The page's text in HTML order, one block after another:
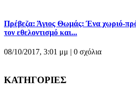
Πρέβεζα: Άγιος Θωμάς: Ένα χωριό-
τον εθελοντισμό και...
08/10/2017, 3:01 μμ | 0 σχόλια
ΚΑΤΗΓΟΡΙΕΣ